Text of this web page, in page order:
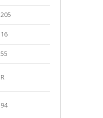
205
16
55
R
94